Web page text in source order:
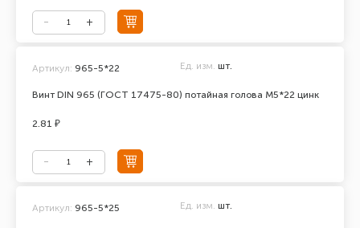
Винт DIN 965 (ГОСТ 17475-80) потайная голова М5*22 цинк
Артикул: 965-5*22 Ед. изм. шт.
2.81 ₽
Артикул: 965-5*25 Ед. изм. шт.